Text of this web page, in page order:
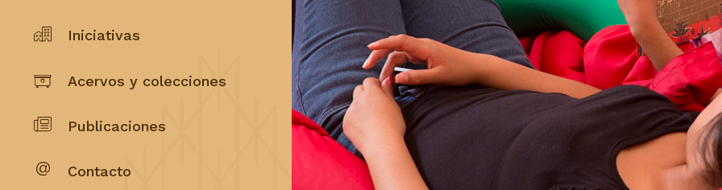
Iniciativas
Acervos y colecciones
Publicaciones
Contacto